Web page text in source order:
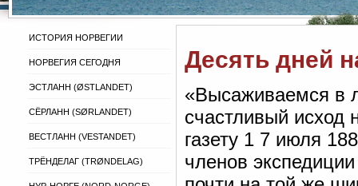
ИСТОРИЯ НОРВЕГИИ
НОРВЕГИЯ СЕГОДНЯ
ЭСТЛАНН (ØSTLANDET)
СЁРЛАНН (SØRLANDET)
ВЕСТЛАНН (VESTANDET)
ТРЁНДЕЛАГ (TRØNDELAG)
Десять дней
«Высаживаемся в
счастливый исход
газету 1 7 июля
членов